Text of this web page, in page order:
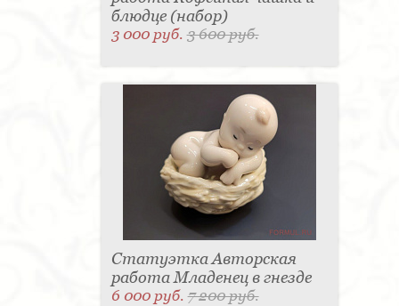
блюдце (набор)
3 000 руб.3 600 руб.
Статуэтка Авторская
работа Младенец в гнезде
6 000 руб.7 200 руб.